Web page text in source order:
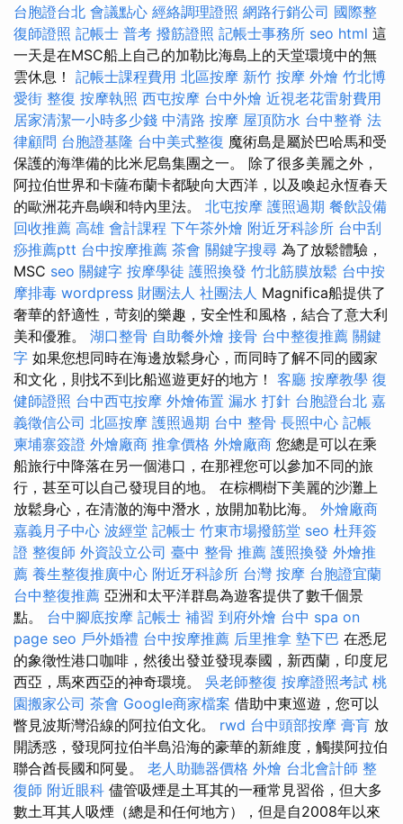
台胞證台北 會議點心 經絡調理證照 網路行銷公司 國際整
復師證照 記帳士 普考 撥筋證照 記帳士事務所 seo html 這
一天是在MSC船上自己的加勒比海島上的天堂環境中的無
雲休息！ 記帳士課程費用 北區按摩 新竹 按摩 外燴 竹北博
愛街 整復 按摩執照 西屯按摩 台中外燴 近視老花雷射費用
居家清潔一小時多少錢 中清路 按摩 屋頂防水 台中整脊 法
律顧問 台胞證基隆 台中美式整復 魔術島是屬於巴哈馬和受
保護的海準備的比米尼島集團之一。 除了很多美麗之外，
阿拉伯世界和卡薩布蘭卡都駛向大西洋，以及喚起永恆春天
的歐洲花卉島嶼和特內里法。 北屯按摩 護照過期 餐飲設備
回收推薦 高雄 會計課程 下午茶外燴 附近牙科診所 台中刮
痧推薦ptt 台中按摩推薦 茶會 關鍵字搜尋 為了放鬆體驗，
MSC seo 關鍵字 按摩學徒 護照換發 竹北筋膜放鬆 台中按
摩排毒 wordpress 財團法人 社團法人 Magnifica船提供了
奢華的舒適性，苛刻的樂趣，安全性和風格，結合了意大利
美和優雅。 湖口整骨 自助餐外燴 接骨 台中整復推薦 關鍵
字 如果您想同時在海邊放鬆身心，而同時了解不同的國家
和文化，則找不到比船巡遊更好的地方！ 客廳 按摩教學 復
健師證照 台中西屯按摩 外燴佈置 漏水 打針 台胞證台北 嘉
義徵信公司 北區按摩 護照過期 台中 整骨 長照中心 記帳
柬埔寨簽證 外燴廠商 推拿價格 外燴廠商 您總是可以在乘
船旅行中降落在另一個港口，在那裡您可以參加不同的旅
行，甚至可以自己發現目的地。 在棕櫚樹下美麗的沙灘上
放鬆身心，在清澈的海中潛水，放開加勒比海。 外燴廠商
嘉義月子中心 波經堂 記帳士 竹東市場撥筋堂 seo 杜拜簽
證 整復師 外資設立公司 臺中 整骨 推薦 護照換發 外燴推
薦 養生整復推廣中心 附近牙科診所 台灣 按摩 台胞證宜蘭
台中整復推薦 亞洲和太平洋群島為遊客提供了數千個景
點。 台中腳底按摩 記帳士 補習 到府外燴 台中 spa on
page seo 戶外婚禮 台中按摩推薦 后里推拿 墊下巴 在悉尼
的象徵性港口咖啡，然後出發並發現泰國，新西蘭，印度尼
西亞，馬來西亞的神奇環境。 吳老師整復 按摩證照考試 桃
園搬家公司 茶會 Google商家檔案 借助中東巡遊，您可以
瞥見波斯灣沿線的阿拉伯文化。 rwd 台中頭部按摩 膏肓 放
開誘惑，發現阿拉伯半島沿海的豪華的新維度，觸摸阿拉伯
聯合酋長國和阿曼。 老人助聽器價格 外燴 台北會計師 整
復師 附近眼科 儘管吸煙是土耳其的一種常見習俗，但大多
數土耳其人吸煙（總是和任何地方），但是自2008年以來